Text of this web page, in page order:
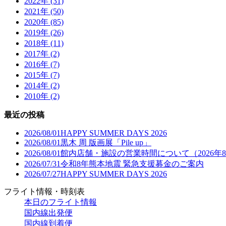
2021年 (50)
2020年 (85)
2019年 (26)
2018年 (11)
2017年 (2)
2016年 (7)
2015年 (7)
2014年 (2)
2010年 (2)
最近の投稿
2026/08/01HAPPY SUMMER DAYS 2026
2026/08/01黒木 周 版画展「Pile up」
2026/08/01館内店舗・施設の営業時間について（2026年8
2026/07/31令和8年熊本地震 緊急支援募金のご案内
2026/07/27HAPPY SUMMER DAYS 2026
フライト情報・時刻表
本日のフライト情報
国内線出発便
国内線到着便